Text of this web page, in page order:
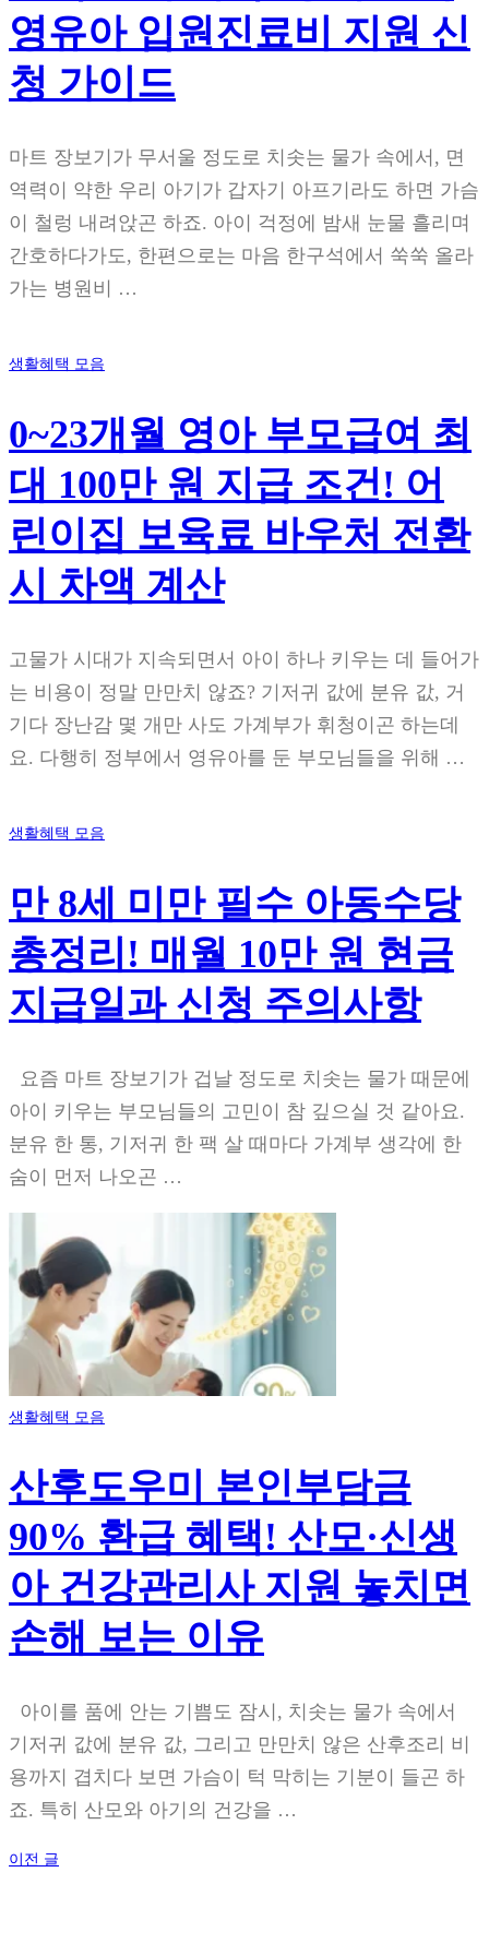
영유아 입원진료비 지원 신
청 가이드
마트 장보기가 무서울 정도로 치솟는 물가 속에서, 면
역력이 약한 우리 아기가 갑자기 아프기라도 하면 가슴
이 철렁 내려앉곤 하죠. 아이 걱정에 밤새 눈물 흘리며
간호하다가도, 한편으로는 마음 한구석에서 쑥쑥 올라
가는 병원비 …
생활혜택 모음
0~23개월 영아 부모급여 최
대 100만 원 지급 조건! 어
린이집 보육료 바우처 전환
시 차액 계산
고물가 시대가 지속되면서 아이 하나 키우는 데 들어가
는 비용이 정말 만만치 않죠? 기저귀 값에 분유 값, 거
기다 장난감 몇 개만 사도 가계부가 휘청이곤 하는데
요. 다행히 정부에서 영유아를 둔 부모님들을 위해 …
생활혜택 모음
만 8세 미만 필수 아동수당
총정리! 매월 10만 원 현금
지급일과 신청 주의사항
요즘 마트 장보기가 겁날 정도로 치솟는 물가 때문에
아이 키우는 부모님들의 고민이 참 깊으실 것 같아요.
분유 한 통, 기저귀 한 팩 살 때마다 가계부 생각에 한
숨이 먼저 나오곤 …
생활혜택 모음
산후도우미 본인부담금
90% 환급 혜택! 산모·신생
아 건강관리사 지원 놓치면
손해 보는 이유
아이를 품에 안는 기쁨도 잠시, 치솟는 물가 속에서
기저귀 값에 분유 값, 그리고 만만치 않은 산후조리 비
용까지 겹치다 보면 가슴이 턱 막히는 기분이 들곤 하
죠. 특히 산모와 아기의 건강을 …
글
이전 글